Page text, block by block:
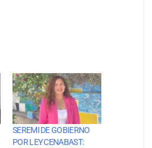
SEREMI DE GOBIERNO
POR LEY CENABAST: